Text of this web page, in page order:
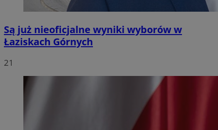
Są już nieoficjalne wyniki wyborów w
Łaziskach Górnych
21